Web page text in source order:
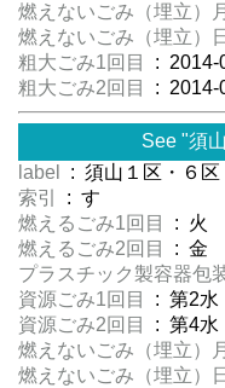
燃えないごみ（埋立）月
燃えないごみ（埋立）日
粗大ごみ1回目
: 2014-
粗大ごみ2回目
: 2014-
See "須
label
: 須山１区・６区
索引
: す
燃えるごみ1回目
: 火
燃えるごみ2回目
: 金
プラスチック製容器包
資源ごみ1回目
: 第2水
資源ごみ2回目
: 第4水
燃えないごみ（埋立）月
燃えないごみ（埋立）日